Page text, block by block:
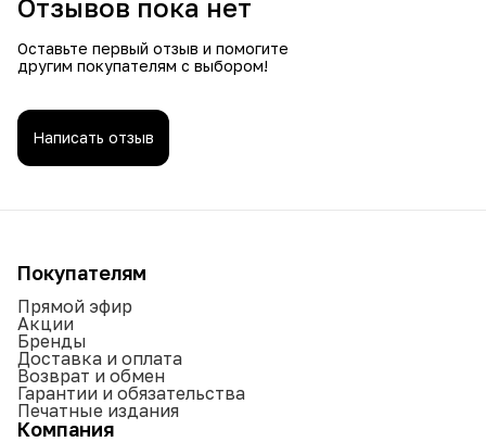
Отзывов пока нет
Оставьте первый отзыв и помогите
другим покупателям с выбором!
Написать отзыв
Покупателям
Прямой эфир
Акции
Бренды
Доставка и оплата
Возврат и обмен
Гарантии и обязательства
Печатные издания
Компания